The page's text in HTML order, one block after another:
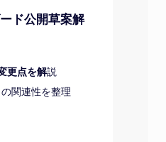
ド公開草案解
更点を解説
関連性を整理